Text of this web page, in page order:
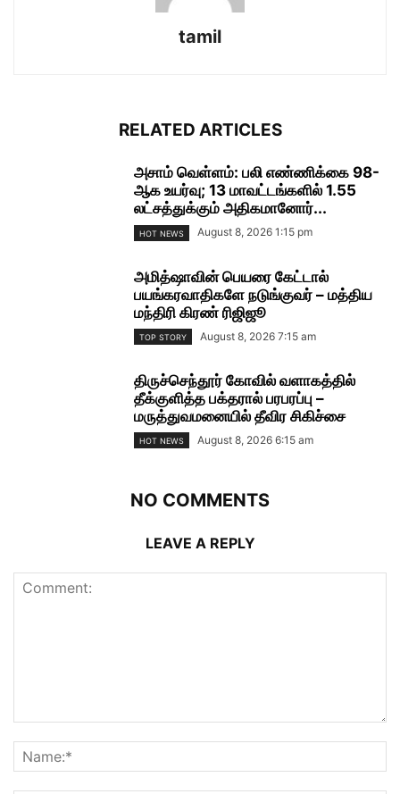
tamil
RELATED ARTICLES
அசாம் வெள்ளம்: பலி எண்ணிக்கை 98-
ஆக உயர்வு; 13 மாவட்டங்களில் 1.55
லட்சத்துக்கும் அதிகமானோர்...
HOT NEWS August 8, 2026 1:15 pm
அமித்ஷாவின் பெயரை கேட்டால்
பயங்கரவாதிகளே நடுங்குவர் – மத்திய
மந்திரி கிரண் ரிஜிஜூ
TOP STORY August 8, 2026 7:15 am
திருச்செந்தூர் கோவில் வளாகத்தில்
தீக்குளித்த பக்தரால் பரபரப்பு –
மருத்துவமனையில் தீவிர சிகிச்சை
HOT NEWS August 8, 2026 6:15 am
NO COMMENTS
LEAVE A REPLY